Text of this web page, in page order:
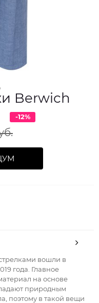
Berwich
-12%
вошли в
года. Главное
на основе
природным
поэтому в такой вещи